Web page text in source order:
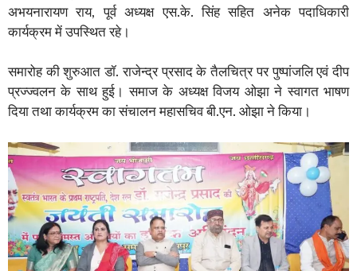
अभयनारायण राय, पूर्व अध्यक्ष एस.के. सिंह सहित अनेक पदाधिकारी
कार्यक्रम में उपस्थित रहे।
समारोह की शुरुआत डॉ. राजेन्द्र प्रसाद के तैलचित्र पर पुष्पांजलि एवं दीप
प्रज्ज्वलन के साथ हुई। समाज के अध्यक्ष विजय ओझा ने स्वागत भाषण
दिया तथा कार्यक्रम का संचालन महासचिव बी.एन. ओझा ने किया।